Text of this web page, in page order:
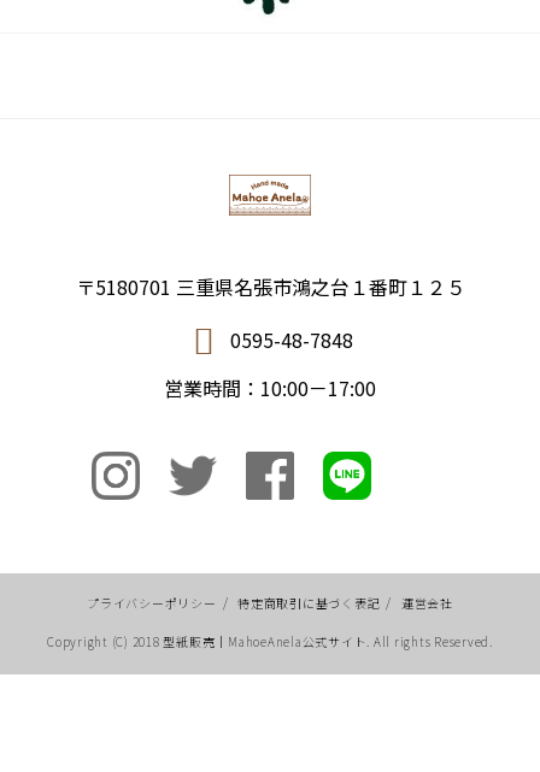
〒5180701 三重県名張市鴻之台１番町１２５
0595-48-7848
営業時間：10:00－17:00
プライバシーポリシー / 特定商取引に基づく表記 / 運営会社
Copyright (C) 2018 型紙販売｜MahoeAnela公式サイト. All rights Reserved.